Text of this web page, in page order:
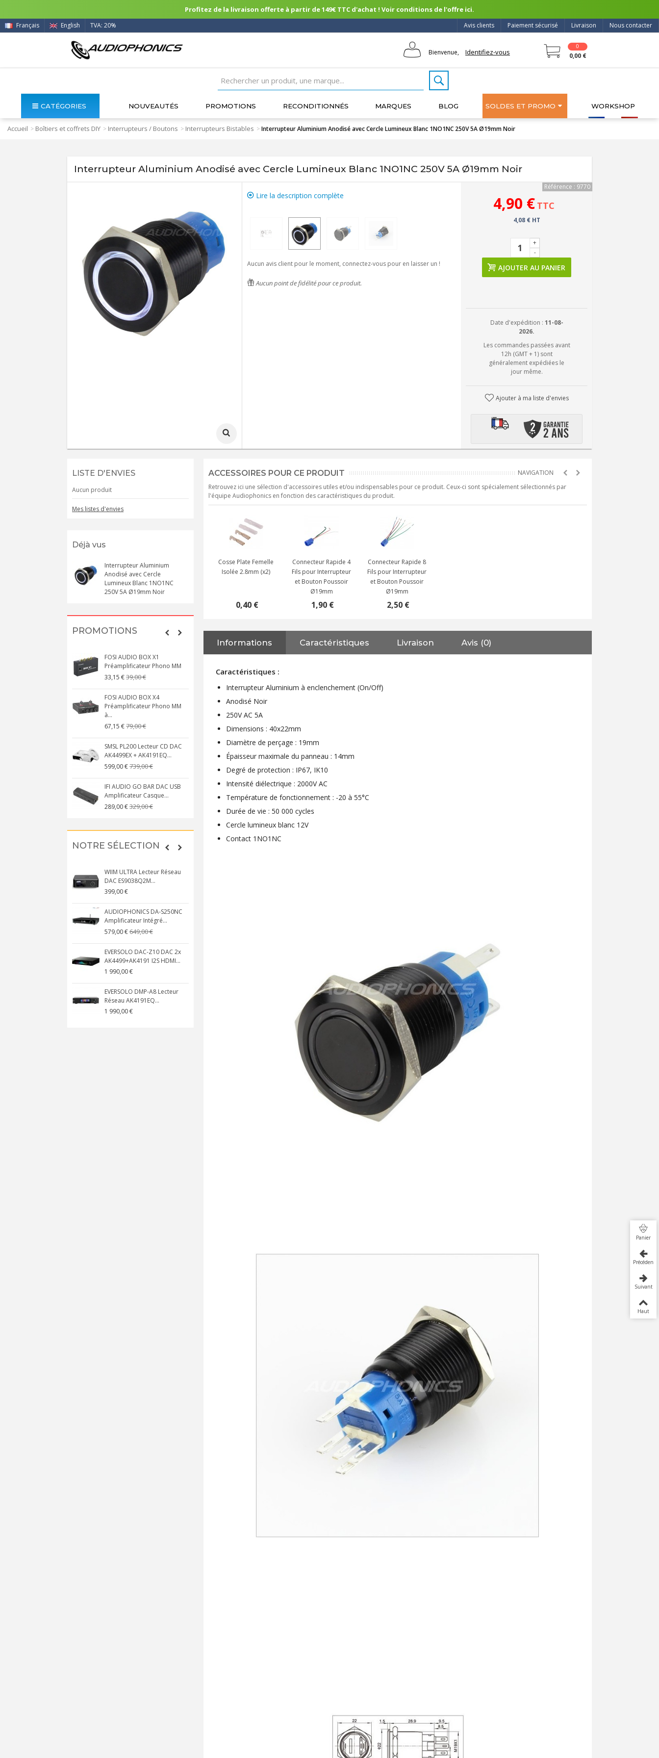
Profitez de la livraison offerte à partir de 149€ TTC d'achat ! Voir conditions de l'offre ici.
Nous contacter
Livraison
Paiement sécurisé
Avis clients
Français English TVA: 20%
Bienvenue, Identifiez-vous
0
0,00 €
CATÉGORIES NOUVEAUTÉS PROMOTIONS RECONDITIONNÉS MARQUES BLOG SOLDES ET PROMO WORKSHOP
Accueil > Boîtiers et coffrets DIY > Interrupteurs / Boutons > Interrupteurs Bistables >Interrupteur Aluminium Anodisé avec Cercle Lumineux Blanc 1NO1NC 250V 5A Ø19mm Noir
Interrupteur Aluminium Anodisé avec Cercle Lumineux Blanc 1NO1NC 250V 5A Ø19mm Noir
Lire la description complète
Aucun avis client pour le moment, connectez-vous pour en laisser un !
Aucun point de fidélité pour ce produit.
Référence : 9770
4,90 € TTC
4,08 € HT
-
+
AJOUTER AU PANIER
Date d'expédition : 11-08-
2026.
Les commandes passées avant
12h (GMT + 1) sont
généralement expédiées le
jour même.
Ajouter à ma liste d'envies
LISTE D'ENVIES
Aucun produit
Mes listes d'envies
Déjà vus
Interrupteur Aluminium
Anodisé avec Cercle
Lumineux Blanc 1NO1NC
250V 5A Ø19mm Noir
PROMOTIONS
FOSI AUDIO BOX X1
Préamplificateur Phono MM
33,15 €39,00 €
FOSI AUDIO BOX X4
Préamplificateur Phono MM
à...
67,15 €79,00 €
SMSL PL200 Lecteur CD DAC
AK4499EX + AK4191EQ...
599,00 €739,00 €
IFI AUDIO GO BAR DAC USB
Amplificateur Casque...
289,00 €329,00 €
NEUTRIK NC3FXX Connecteur
4,30 €4,95 €
[GRADE B] DAYTON AUDIO
MKSX4 Enceinte Subwoofer...
149,00 €179,90 €
Amplificateur Intégré...
579,00 €649,00 €
Amplificateur 4 Voies pour...
135,99 €159,99 €
NOTRE SÉLECTION
WIIM ULTRA Lecteur Réseau
DAC ES9038Q2M...
399,00 €
AUDIOPHONICS DA-S250NC
Amplificateur Intégré...
579,00 €649,00 €
EVERSOLO DAC-Z10 DAC 2x
AK4499+AK4191 I2S HDMI...
1 990,00 €
EVERSOLO DMP-A8 Lecteur
Réseau AK4191EQ...
1 990,00 €
ACCESSOIRES POUR CE PRODUIT
Retrouvez ici une sélection d'accessoires utiles et/ou indispensables pour ce produit. Ceux-ci sont spécialement sélectionnés par
l'équipe Audiophonics en fonction des caractéristiques du produit.
Cosse Plate Femelle
Isolée 2.8mm (x2)
0,40 €
Connecteur Rapide 4
Fils pour Interrupteur
et Bouton Poussoir
Ø19mm
1,90 €
Connecteur Rapide 8
Fils pour Interrupteur
et Bouton Poussoir
Ø19mm
2,50 €
Informations Caractéristiques Livraison Avis (0)
Caractéristiques :
Interrupteur Aluminium à enclenchement (On/Off)
Anodisé Noir
250V AC 5A
Dimensions : 40x22mm
Diamètre de perçage : 19mm
Épaisseur maximale du panneau : 14mm
Degré de protection : IP67, IK10
Intensité diélectrique : 2000V AC
Température de fonctionnement : -20 à 55°C
Durée de vie : 50 000 cycles
Cercle lumineux blanc 12V
Contact 1NO1NC
Panier
Précédent
Suivant
Haut